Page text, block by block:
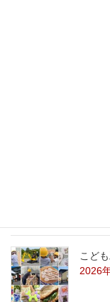
こど
2026